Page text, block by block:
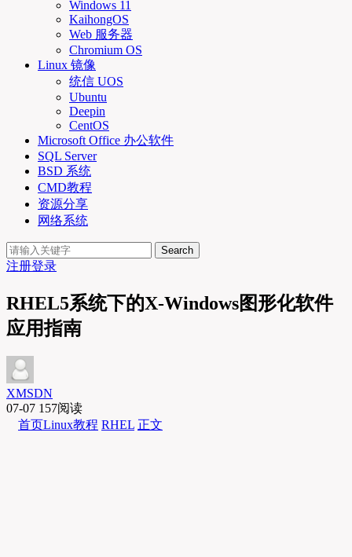
Windows 11
KaihongOS
Web 服务器
Chromium OS
Linux 镜像
统信 UOS
Ubuntu
Deepin
CentOS
Microsoft Office 办公软件
SQL Server
BSD 系统
CMD教程
资源分享
网络系统
Search
注册登录
RHEL5系统下的X-Windows图形化软件
应用指南
XMSDN
07-07 157阅读
首页Linux教程 RHEL 正文